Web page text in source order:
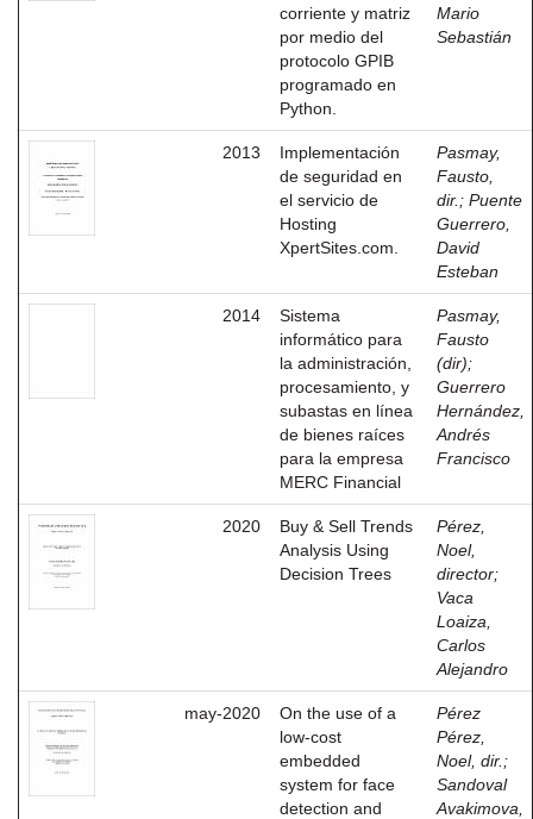
corriente y matriz
por medio del
protocolo GPIB
programado en
Python.
Mario
Sebastián
2013
Implementación
de seguridad en
el servicio de
Hosting
XpertSites.com.
Pasmay,
Fausto,
dir. ; Puente
Guerrero,
David
Esteban
2014
Sistema
informático para
la administración,
procesamiento, y
subastas en línea
de bienes raíces
para la empresa
MERC Financial
Pasmay,
Fausto
(dir);
Guerrero
Hernández,
Andrés
Francisco
2020
Buy & Sell Trends
Analysis Using
Decision Trees
Pérez,
Noel,
director;
Vaca
Loaiza,
Carlos
Alejandro
may-2020
On the use of a
low-cost
embedded
system for face
detection and
Pérez
Pérez,
Noel, dir. ;
Sandoval
Avakimova,